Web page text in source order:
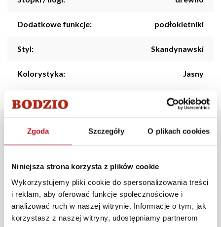
Zgoda Szczegóły O plikach cookies
Niniejsza strona korzysta z plików cookie
Wykorzystujemy pliki cookie do spersonalizowania treści
i reklam, aby oferować funkcje społecznościowe i
analizować ruch w naszej witrynie. Informacje o tym, jak
korzystasz z naszej witryny, udostępniamy partnerom
Dodatkowe funkcje: podłokietniki
Styl: Skandynawski
Kolorystyka: Jasny
Opis produktu
Meble tapicerowane Werina z wysokim i wygodnym
oparciem, dopasowanymi podłokietnikami oraz
bukowymi nóżkami w stylu skandynawskim. Dostępne w
szerokim wyborze kolorów oraz materiałów